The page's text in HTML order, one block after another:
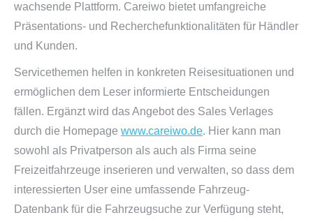
wachsende Plattform. Careiwo bietet umfangreiche
Präsentations- und Recherchefunktionalitäten für Händler
und Kunden.
Servicethemen helfen in konkreten Reisesituationen und
ermöglichen dem Leser informierte Entscheidungen
fällen. Ergänzt wird das Angebot des Sales Verlages
durch die Homepage www.careiwo.de. Hier kann man
sowohl als Privatperson als auch als Firma seine
Freizeitfahrzeuge inserieren und verwalten, so dass dem
interessierten User eine umfassende Fahrzeug-
Datenbank für die Fahrzeugsuche zur Verfügung steht,